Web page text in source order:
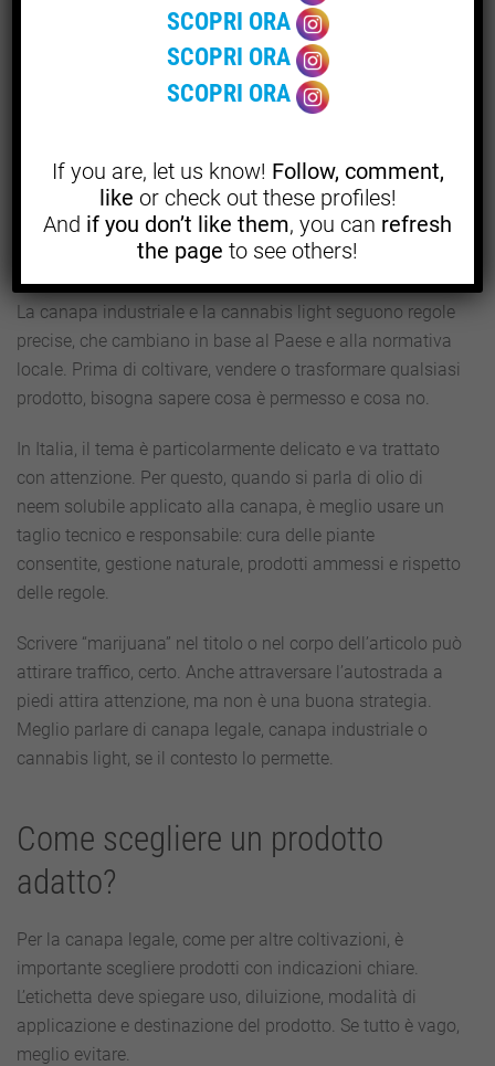
L’olio di neem solubile entra in questo quadro come
supporto, non come protagonista assoluto. La differenza
è importante. I prodotti aiutano, ma non correggono ogni
errore umano. Purtroppo per noi, la natura tiene il conto.
Perché è importante parlare di
canapa legale?
Perché non tutta la coltivazione di cannabis è consentita.
La canapa industriale e la cannabis light seguono regole
precise, che cambiano in base al Paese e alla normativa
locale. Prima di coltivare, vendere o trasformare qualsiasi
prodotto, bisogna sapere cosa è permesso e cosa no.
In Italia, il tema è particolarmente delicato e va trattato
con attenzione. Per questo, quando si parla di olio di
neem solubile applicato alla canapa, è meglio usare un
taglio tecnico e responsabile: cura delle piante
consentite, gestione naturale, prodotti ammessi e rispetto
delle regole.
Scrivere “marijuana” nel titolo o nel corpo dell’articolo può
attirare traffico, certo. Anche attraversare l’autostrada a
piedi attira attenzione, ma non è una buona strategia.
Meglio parlare di canapa legale, canapa industriale o
cannabis light, se il contesto lo permette.
Come scegliere un prodotto
adatto?
Per la canapa legale, come per altre coltivazioni, è
importante scegliere prodotti con indicazioni chiare.
L’etichetta deve spiegare uso, diluizione, modalità di
applicazione e destinazione del prodotto. Se tutto è vago,
meglio evitare.
SCOPRI ORA
SCOPRI ORA
SCOPRI ORA
If you are, let us know! Follow, comment,
like or check out these profiles!
And if you don’t like them, you can refresh
the page to see others!